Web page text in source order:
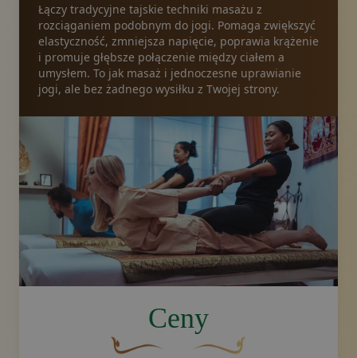
Łączy tradycyjne tajskie techniki masażu z
rozciąganiem podobnym do jogi. Pomaga zwiększyć
elastyczność, zmniejsza napięcie, poprawia krążenie
i promuje głębsze połączenie między ciałem a
umysłem. To jak masaż i jednoczesne uprawianie
jogi, ale bez żadnego wysiłku z Twojej strony.
Ceny